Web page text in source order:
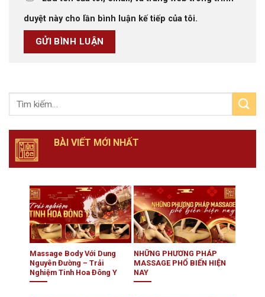
BÀI VIẾT MỚI NHẤT
Massage Body Với Dung
Nguyên Đường – Trải
Nghiệm Tinh Hoa Đông Y
NHỮNG PHƯƠNG PHÁP
MASSAGE PHỔ BIẾN HIỆN
NAY
duyệt này cho lần bình luận kế tiếp của tôi.